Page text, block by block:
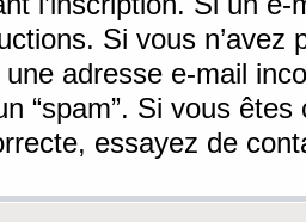
Si vous n’avez
adresse e-mail
“spam”. Si vous
essayez de